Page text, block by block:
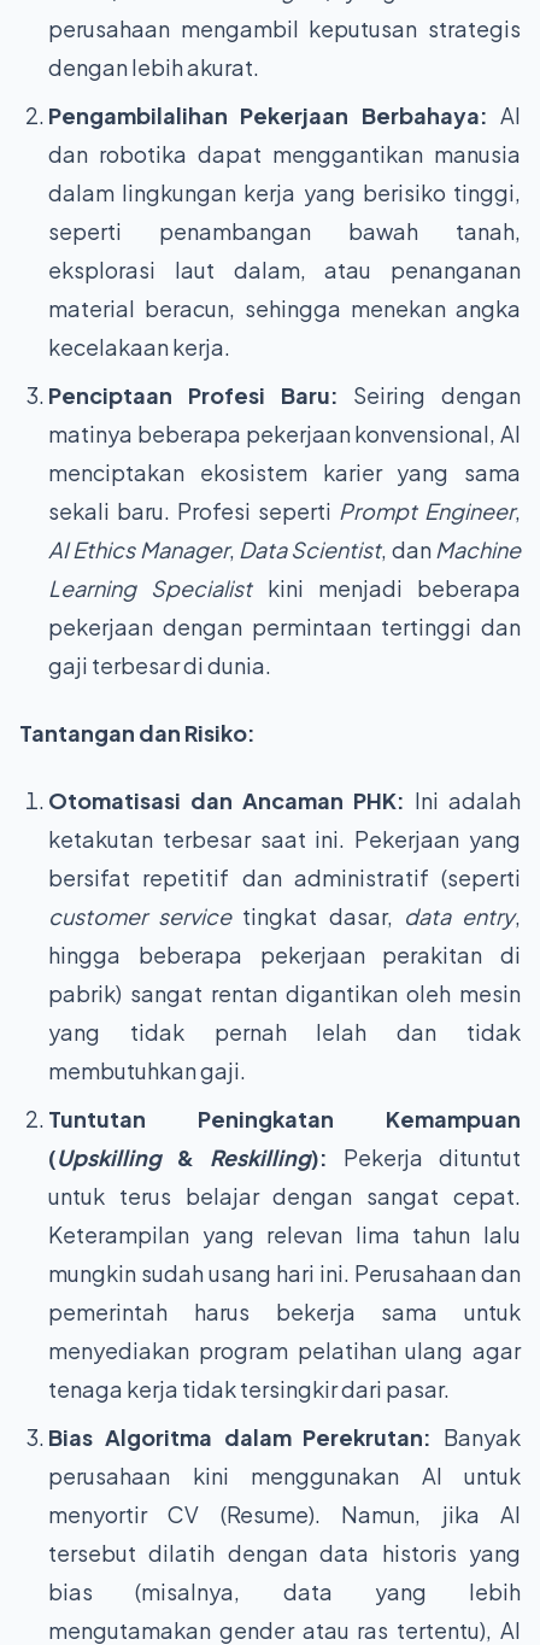
perusahaan mengambil keputusan strategis
dengan lebih akurat.
Pengambilalihan Pekerjaan Berbahaya: AI
dan robotika dapat menggantikan manusia
dalam lingkungan kerja yang berisiko tinggi,
seperti penambangan bawah tanah,
eksplorasi laut dalam, atau penanganan
material beracun, sehingga menekan angka
kecelakaan kerja.
Penciptaan Profesi Baru: Seiring dengan
matinya beberapa pekerjaan konvensional, AI
menciptakan ekosistem karier yang sama
sekali baru. Profesi seperti Prompt Engineer,
AI Ethics Manager, Data Scientist, dan Machine
Learning Specialistkini menjadi beberapa
pekerjaan dengan permintaan tertinggi dan
gaji terbesar di dunia.
Tantangan dan Risiko:
Otomatisasi dan Ancaman PHK: Ini adalah
ketakutan terbesar saat ini. Pekerjaan yang
bersifat repetitif dan administratif (seperti
customer servicetingkat dasar, data entry,
hingga beberapa pekerjaan perakitan di
pabrik) sangat rentan digantikan oleh mesin
yang tidak pernah lelah dan tidak
membutuhkan gaji.
Tuntutan Peningkatan Kemampuan
(Upskilling& Reskilling): Pekerja dituntut
untuk terus belajar dengan sangat cepat.
Keterampilan yang relevan lima tahun lalu
mungkin sudah usang hari ini. Perusahaan dan
pemerintah harus bekerja sama untuk
menyediakan program pelatihan ulang agar
tenaga kerja tidak tersingkir dari pasar.
Bias Algoritma dalam Perekrutan: Banyak
perusahaan kini menggunakan AI untuk
menyortir CV (Resume). Namun, jika AI
tersebut dilatih dengan data historis yang
bias (misalnya, data yang lebih
mengutamakan gender atau ras tertentu), AI